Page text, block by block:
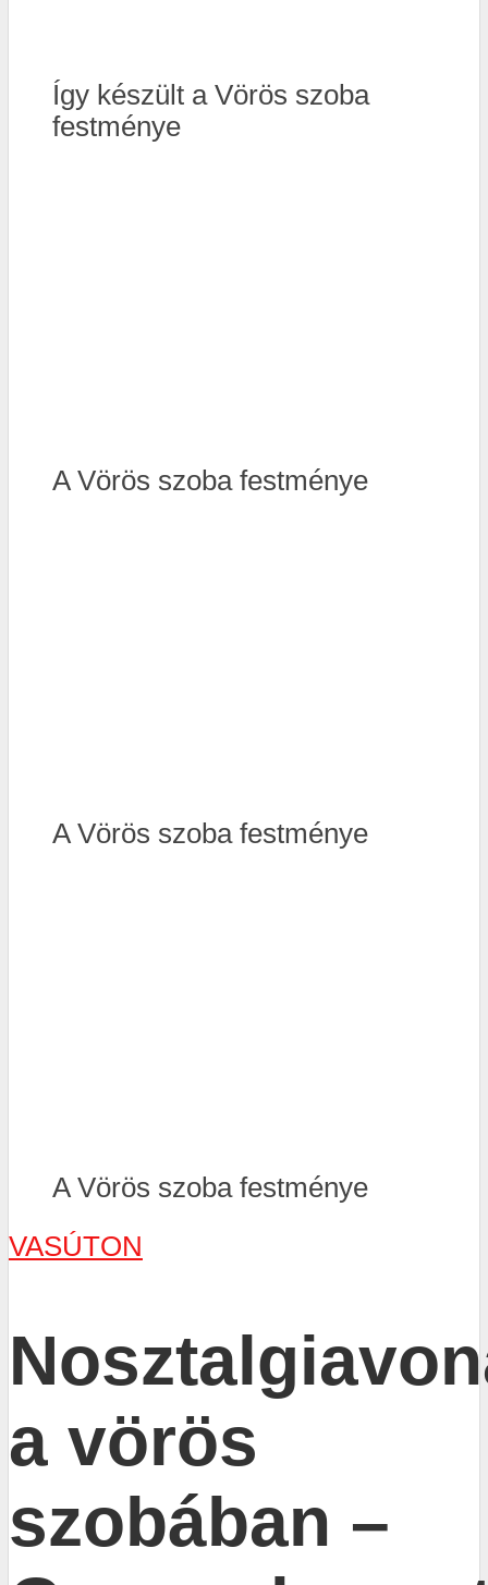
Így készült a Vörös szoba
festménye
A Vörös szoba festménye
A Vörös szoba festménye
A Vörös szoba festménye
VASÚTON
a vörös
szobában –